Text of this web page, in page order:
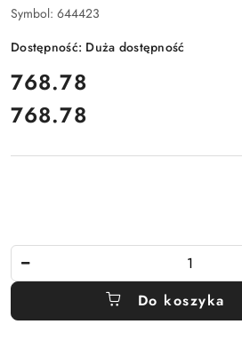
Symbol: 644423
Dostępność: Duża dostępność
cena:
768.78
Cena:
768.78
Do koszyka